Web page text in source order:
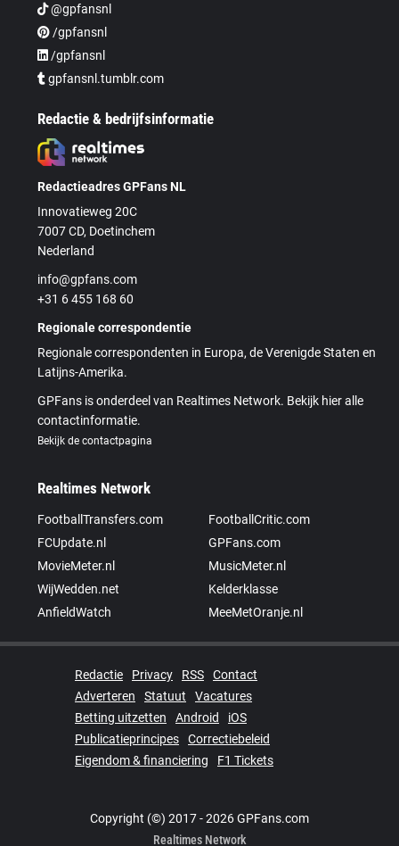
@gpfansnl
/gpfansnl
/gpfansnl
gpfansnl.tumblr.com
Redactie & bedrijfsinformatie
Redactieadres GPFans NL
Innovatieweg 20C
7007 CD, Doetinchem
Nederland
info@gpfans.com
+31 6 455 168 60
Regionale correspondentie
Regionale correspondenten in Europa, de Verenigde Staten en
Latijns-Amerika.
GPFans is onderdeel van Realtimes Network. Bekijk hier alle
contactinformatie.
Bekijk de contactpagina
Realtimes Network
FootballTransfers.com
FootballCritic.com
FCUpdate.nl
GPFans.com
MovieMeter.nl
MusicMeter.nl
WijWedden.net
Kelderklasse
AnfieldWatch
MeeMetOranje.nl
Redactie Privacy RSS
Contact
Adverteren
Statuut
Vacatures
Betting uitzetten
Android
iOS
Publicatieprincipes
Correctiebeleid
Eigendom & financiering
F1 Tickets
Copyright (©) 2017 - 2026 GPFans.com
Realtimes Network